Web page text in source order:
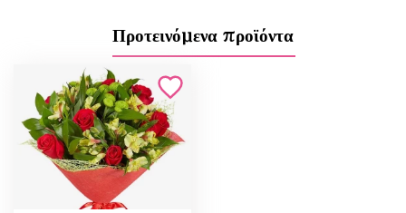
Προτεινόμενα προϊόντα